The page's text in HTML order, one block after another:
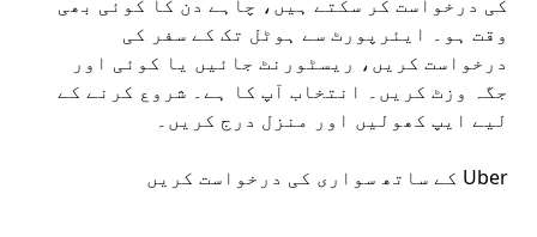
وقت ہو۔ ایئرپورٹ سے ہوٹل تک کے سفر کی
درخواست کریں، ریسٹورنٹ جائیں یا کوئی اور
جگہ وزٹ کریں۔ انتخاب آپ کا ہے۔ شروع کرنے کے
لیے ایپ کھولیں اور منزل درج کریں۔
Uber کے ساتھ سواری کی درخواست کریں